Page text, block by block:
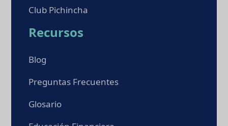
Club Pichincha
Recursos
Blog
Preguntas Frecuentes
Glosario